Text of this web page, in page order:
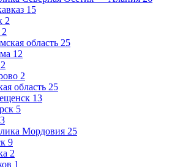
15
2
2
область 25
12
2
2
область 25
13
5
3
Мордовия 25
9
2
1